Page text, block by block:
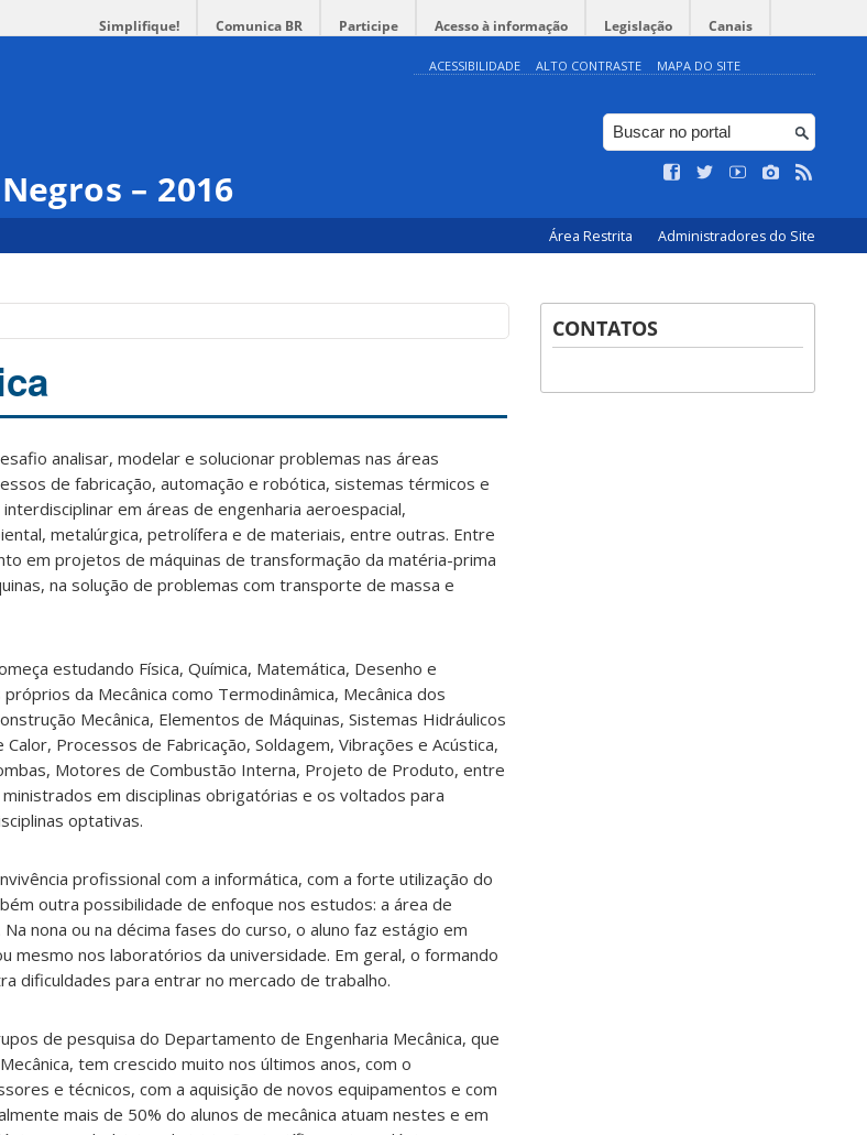
Simplifique! Comunica BR Participe Acesso à informação Legislação Canais
ACESSIBILIDADE ALTO CONTRASTE MAPA DO SITE
– 2016
Área Restrita Administradores do Site
analisar, modelar e solucionar problemas nas áreas
de fabricação, automação e robótica, sistemas térmicos e
em áreas de engenharia aeroespacial,
metalúrgica, petrolífera e de materiais, entre outras. Entre
em projetos de máquinas de transformação da matéria-prima
na solução de problemas com transporte de massa e
estudando Física, Química, Matemática, Desenho e
da Mecânica como Termodinâmica, Mecânica dos
Mecânica, Elementos de Máquinas, Sistemas Hidráulicos
Processos de Fabricação, Soldagem, Vibrações e Acústica,
Motores de Combustão Interna, Projeto de Produto, entre
em disciplinas obrigatórias e os voltados para
optativas.
profissional com a informática, com a forte utilização do
outra possibilidade de enfoque nos estudos: a área de
nona ou na décima fases do curso, o aluno faz estágio em
mesmo nos laboratórios da universidade. Em geral, o formando
dificuldades para entrar no mercado de trabalho.
de pesquisa do Departamento de Engenharia Mecânica, que
tem crescido muito nos últimos anos, com o
e técnicos, com a aquisição de novos equipamentos e com
mais de 50% do alunos de mecânica atuam nestes e em
CONTATOS